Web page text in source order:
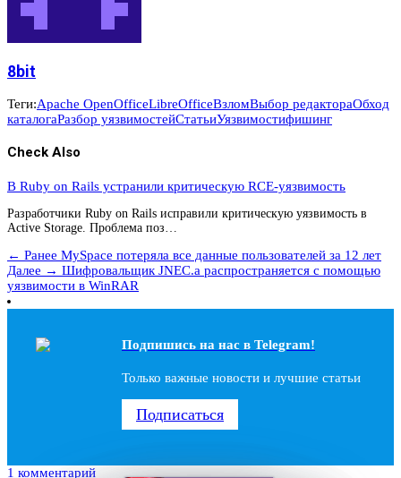
8bit
Теги:Apache OpenOfficeLibreOfficeВзломВыбор редактораОбход
каталогаРазбор уязвимостейСтатьиУязвимостифишинг
Check Also
В Ruby on Rails устранили критическую RCE-уязвимость
Разработчики Ruby on Rails исправили критическую уязвимость в
Active Storage. Проблема поз…
← Ранее MySpace потеряла все данные пользователей за 12 лет
Далее → Шифровальщик JNEC.a распространяется с помощью
уязвимости в WinRAR
Подпишись на наc в Telegram!
Только важные новости и лучшие статьи
Подписаться
1 комментарий